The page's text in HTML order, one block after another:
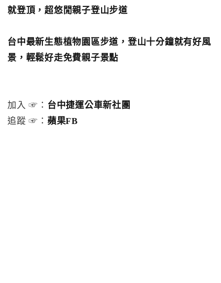
就登頂，超悠閒親子登山步道
台中最新生態植物園區步道，登山十分鐘就有好風
景，輕鬆好走免費親子景點
加入 ☞： 台中捷運公車新社團
追蹤 ☞： 蘋果FB